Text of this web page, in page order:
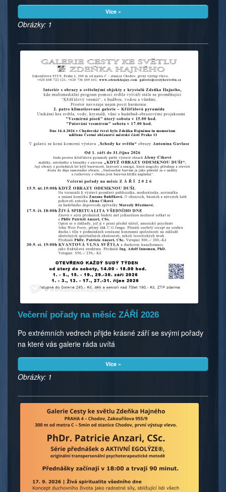
Více »
Obrázky: 1
Večerní pořady na měsíc ZÁŘÍ 2026
Po extrémních vedrech přijde krásné září se svými pořady
na které vás galerie ráda uvítá
Více »
Obrázky: 1